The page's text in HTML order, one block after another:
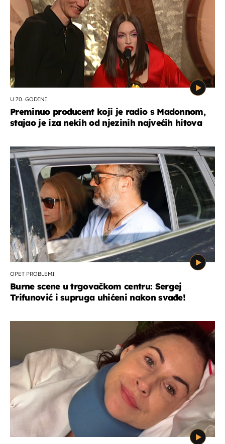
U 70. GODINI
Preminuo producent koji je radio s Madonnom,
stajao je iza nekih od njezinih najvećih hitova
OPET PROBLEMI
Burne scene u trgovačkom centru: Sergej
Trifunović i supruga uhićeni nakon svađe!